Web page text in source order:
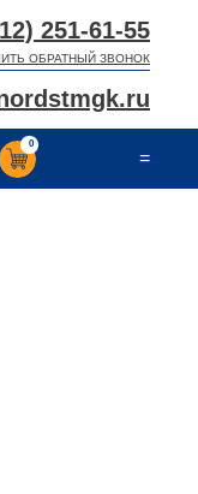
=
251-61-55
ОБРАТНЫЙ ЗВОНОК
0